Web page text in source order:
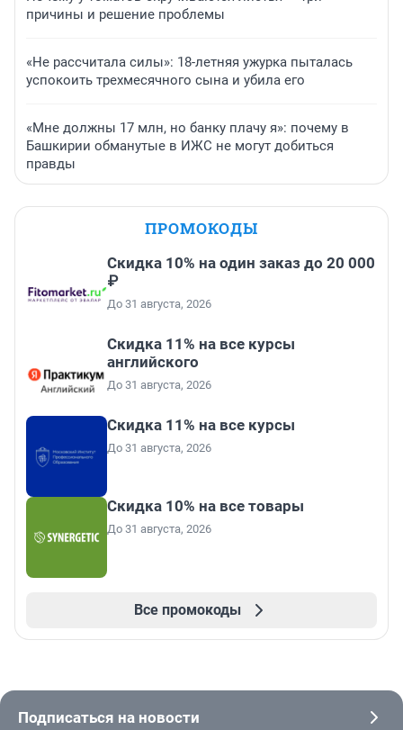
причины и решение проблемы
«Не рассчитала силы»: 18-летняя ужурка пыталась
успокоить трехмесячного сына и убила его
«Мне должны 17 млн, но банку плачу я»: почему в
Башкирии обманутые в ИЖС не могут добиться
правды
ПРОМОКОДЫ
Скидка 10% на один заказ до 20 000
₽
До 31 августа, 2026
Скидка 11% на все курсы
английского
До 31 августа, 2026
Скидка 11% на все курсы
До 31 августа, 2026
Скидка 10% на все товары
До 31 августа, 2026
Все промокоды
Подписаться на новости